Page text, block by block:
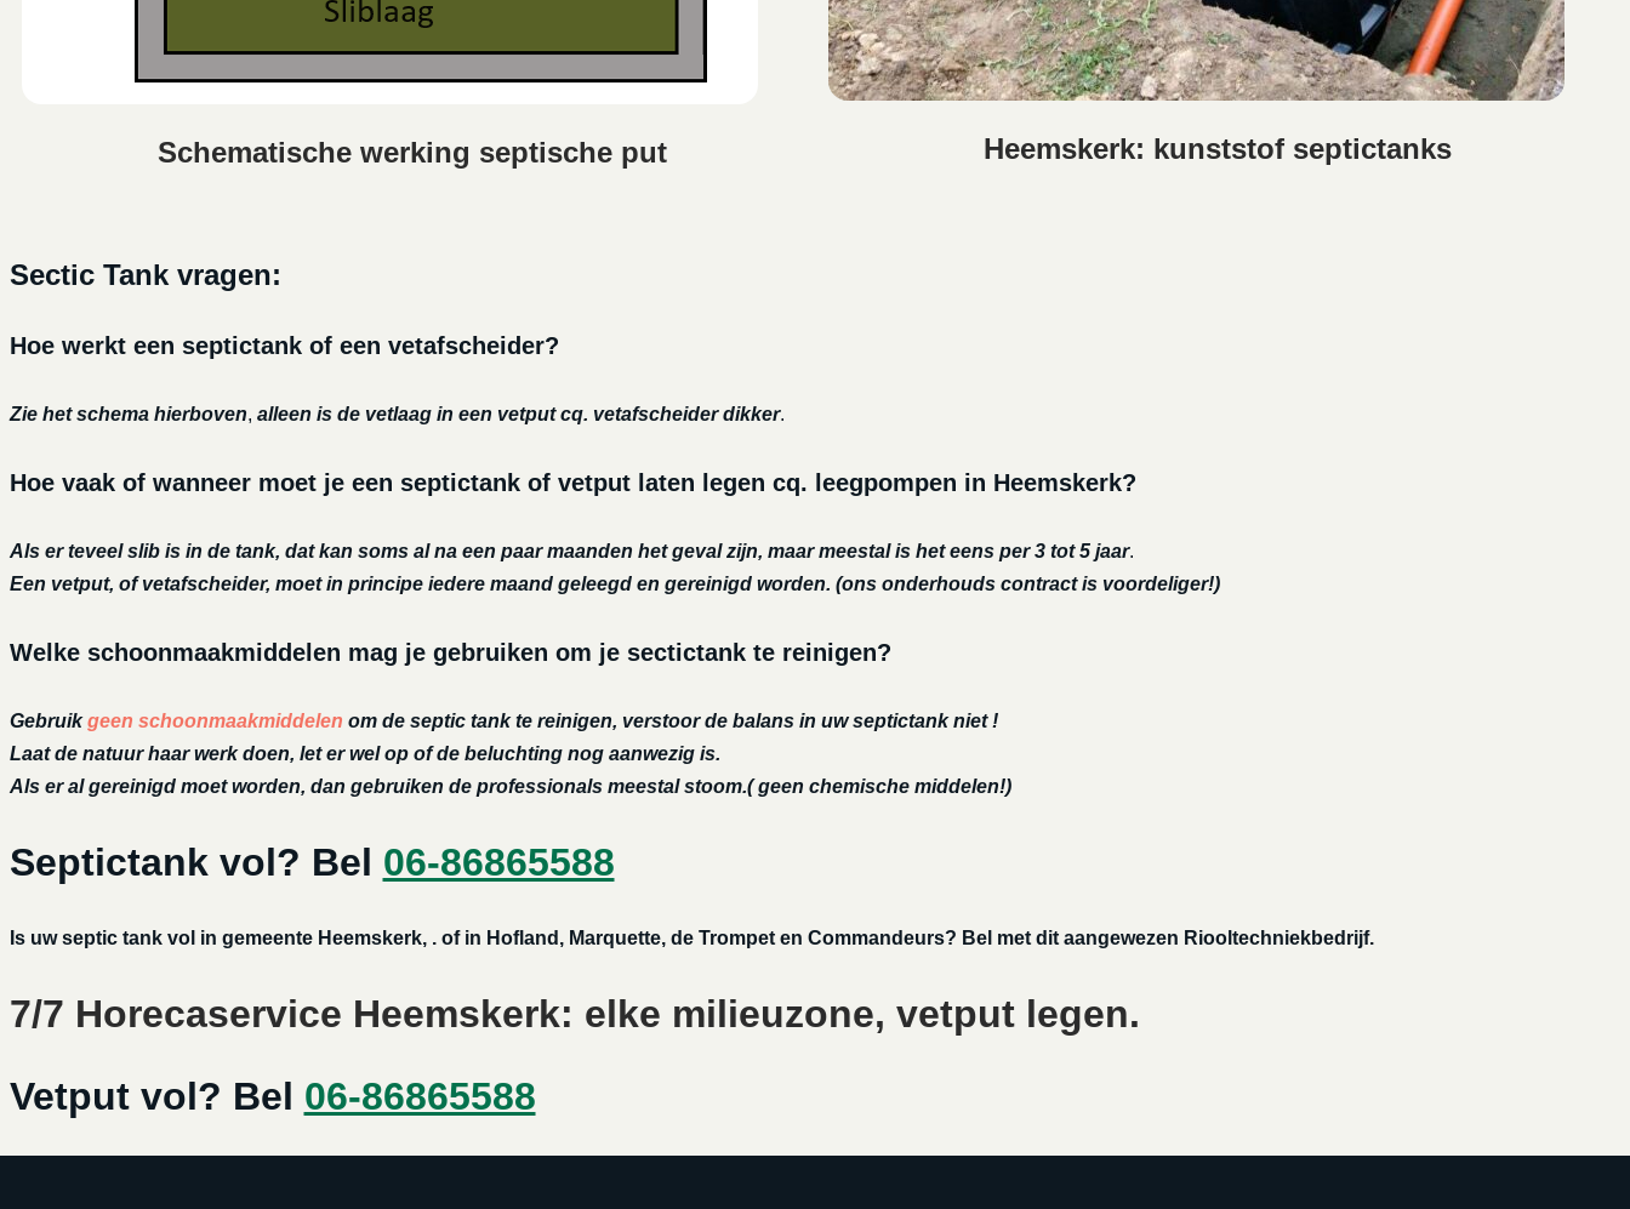
Schematische werking septische put Heemskerk: kunststof septictanks
Sectic Tank vragen:
Hoe werkt een septictank of een vetafscheider?
Zie het schema hierboven, alleen is de vetlaag in een vetput cq. vetafscheider dikker.
Hoe vaak of wanneer moet je een septictank of vetput laten legen cq. leegpompen in Heemskerk?
Als er teveel slib is in de tank, dat kan soms al na een paar maanden het geval zijn, maar meestal is het eens per 3 tot 5 jaar.
Een vetput, of vetafscheider, moet in principe iedere maand geleegd en gereinigd worden. (ons onderhouds contract is voordeliger!)
Welke schoonmaakmiddelen mag je gebruiken om je sectictank te reinigen?
Gebruikgeen schoonmaakmiddelen om de septic tank te reinigen, verstoor de balans in uw septictank niet !
Laat de natuur haar werk doen, let er wel op of de beluchting nog aanwezig is.
Als er al gereinigd moet worden, dan gebruiken de professionals meestal stoom.( geen chemische middelen!)
Septictank vol? Bel 06-86865588
Is uw septic tank vol in gemeente Heemskerk, . of in Hofland, Marquette, de Trompet en Commandeurs? Bel met dit aangewezen Riooltechniekbedrijf.
7/7 Horecaservice Heemskerk: elke milieuzone, vetput legen.
Vetput vol? Bel 06-86865588